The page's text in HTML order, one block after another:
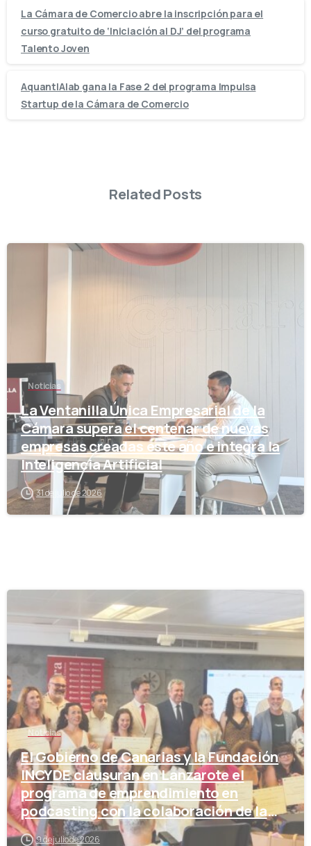
La Cámara de Comercio abre la inscripción para el
curso gratuito de ‘Iniciación al DJ’ del programa
Talento Joven
AquantIAlab gana la Fase 2 del programa Impulsa
Startup de la Cámara de Comercio
Related Posts
Noticias
La Ventanilla Única Empresarial de la
Cámara supera el centenar de nuevas
empresas creadas este año e integra la
Inteligencia Artificial
31 de julio de 2026
Noticias
El Gobierno de Canarias y la Fundación
INCYDE clausuran en Lanzarote el
programa de emprendimiento en
podcasting con la colaboración de la
Cámara de Comercio
9 de julio de 2026